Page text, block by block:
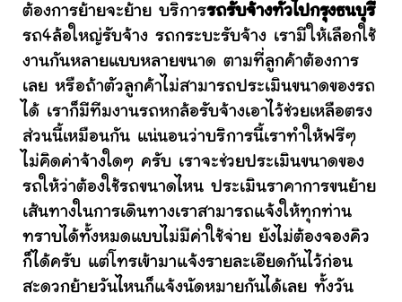
ต้องการย้ายจะย้าย บริการรถรับจ้างทั่วไปกรุงธนบุรี
รถ4ล้อใหญ่รับจ้าง รถกระบะรับจ้าง เรามีให้เลือกใช้
งานกันหลายแบบหลายขนาด ตามที่ลูกค้าต้องการ
เลย หรือถ้าตัวลูกค้าไม่สามารถประเมินขนาดของรถ
ได้ เราก็มีทีมงานรถหกล้อรับจ้างเอาไว้ช่วยเหลือตรง
ส่วนนี้เหมือนกัน แน่นอนว่าบริการนี้เราทำให้ฟรีๆ
ไม่คิดค่าจ้างใดๆ ครับ เราจะช่วยประเมินขนาดของ
รถให้ว่าต้องใช้รถขนาดไหน ประเมินราคาการขนย้าย
เส้นทางในการเดินทางเราสามารถแจ้งให้ทุกท่าน
ทราบได้ทั้งหมดแบบไม่มีค่าใช้จ่าย ยังไม่ต้องจองคิว
ก็ได้ครับ แต่โทรเข้ามาแจ้งรายละเอียดกันไว้ก่อน
สะดวกย้ายวันไหนก็แจ้งนัดหมายกันได้เลย ทั้งวัน